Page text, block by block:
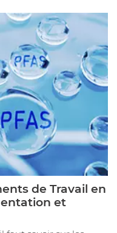
de Travail en
et